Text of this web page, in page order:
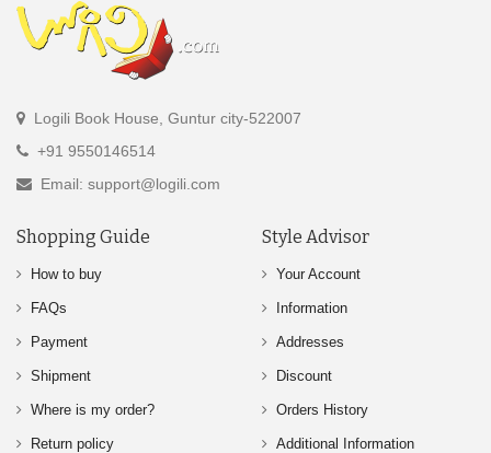
Logili Book House, Guntur city-522007
+91 9550146514
Email: support@logili.com
Shopping Guide
How to buy
FAQs
Payment
Shipment
Where is my order?
Return policy
Style Advisor
Your Account
Information
Addresses
Discount
Orders History
Additional Information